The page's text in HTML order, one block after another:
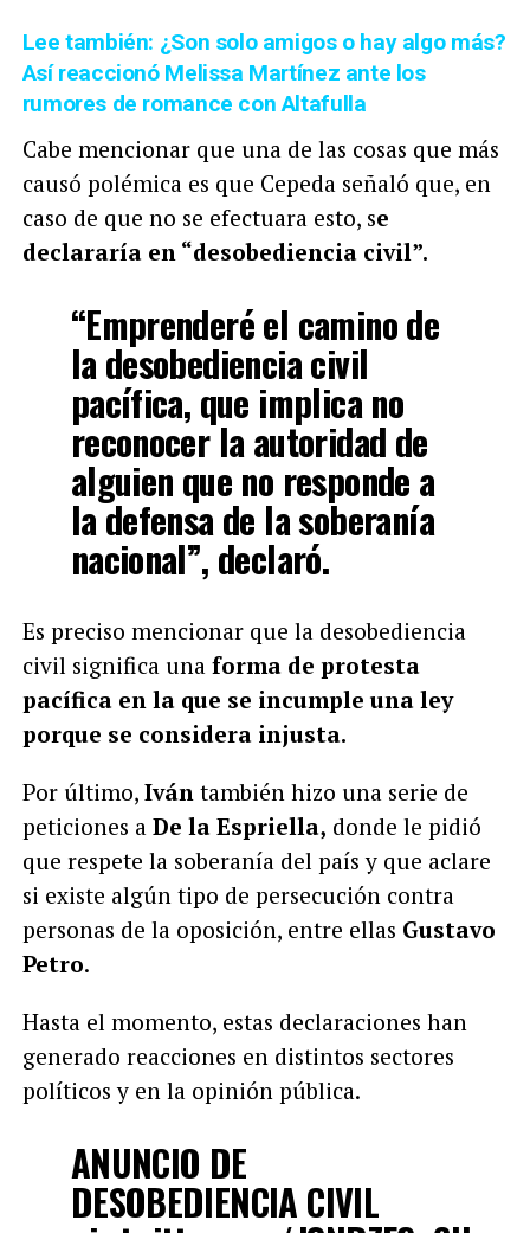
Lee también: ¿Son solo amigos o hay algo más?
Así reaccionó Melissa Martínez ante los
rumores de romance con Altafulla
Cabe mencionar que una de las cosas que más
causó polémica es que Cepeda señaló que, en
caso de que no se efectuara esto, se
declararía en “desobediencia civil”.
“Emprenderé el camino de
la desobediencia civil
pacífica, que implica no
reconocer la autoridad de
alguien que no responde a
la defensa de la soberanía
nacional”, declaró.
Es preciso mencionar que la desobediencia
civil significa una forma de protesta
pacífica en la que se incumple una ley
porque se considera injusta.
Por último, Ivántambién hizo una serie de
peticiones aDe la Espriella, donde le pidió
que respete la soberanía del país y que aclare
si existe algún tipo de persecución contra
personas de la oposición, entre ellas Gustavo
Petro.
Hasta el momento, estas declaraciones han
generado reacciones en distintos sectores
políticos y en la opinión pública.
ANUNCIO DE
DESOBEDIENCIA CIVIL